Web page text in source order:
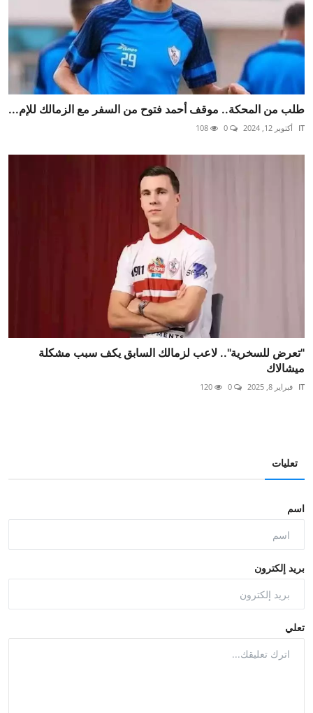
طلب من المحكة.. موقف أحمد فتوح من السفر مع الزمالك للإم...
IT أكتوبر 12, 2024
"تعرض للسخرية".. لاعب لزمالك السابق يكف سبب مشكلة
ميشالاك
IT فبراير 8, 2025
تعليات
اسم
بريد إلكترون
تعلي